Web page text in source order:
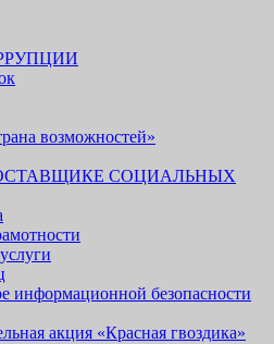
возможностей»
СОЦИАЛЬНЫХ
информационной безопасности
акция «Красная гвоздика»